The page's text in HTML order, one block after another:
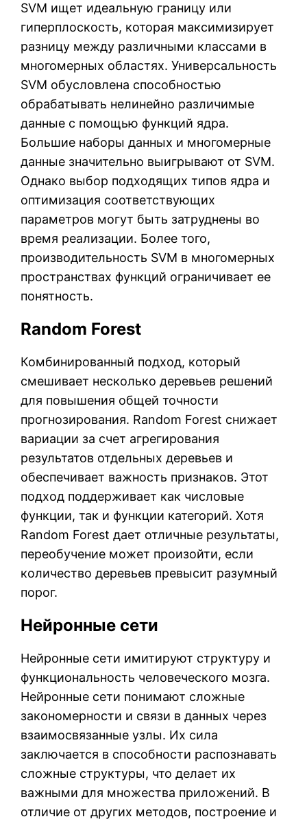
SVM ищет идеальную границу или
гиперплоскость, которая максимизирует
разницу между различными классами в
многомерных областях. Универсальность
SVM обусловлена способностью
обрабатывать нелинейно различимые
данные с помощью функций ядра.
Большие наборы данных и многомерные
данные значительно выигрывают от SVM.
Однако выбор подходящих типов ядра и
оптимизация соответствующих
параметров могут быть затруднены во
время реализации. Более того,
производительность SVM в многомерных
пространствах функций ограничивает ее
понятность.
Random Forest
Комбинированный подход, который
смешивает несколько деревьев решений
для повышения общей точности
прогнозирования. Random Forest снижает
вариации за счет агрегирования
результатов отдельных деревьев и
обеспечивает важность признаков. Этот
подход поддерживает как числовые
функции, так и функции категорий. Хотя
Random Forest дает отличные результаты,
переобучение может произойти, если
количество деревьев превысит разумный
порог.
Нейронные сети
Нейронные сети имитируют структуру и
функциональность человеческого мозга.
Нейронные сети понимают сложные
закономерности и связи в данных через
взаимосвязанные узлы. Их сила
заключается в способности распознавать
сложные структуры, что делает их
важными для множества приложений. В
отличие от других методов, построение и